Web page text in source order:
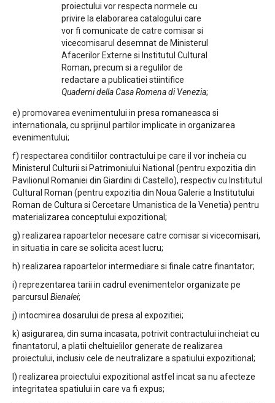
proiectului vor respecta normele cu
privire la elaborarea catalogului care
vor fi comunicate de catre comisar si
vicecomisarul desemnat de Ministerul
Afacerilor Externe si Institutul Cultural
Roman, precum si a regulilor de
redactare a publicatiei stiintifice
Quaderni della Casa Romena di Venezia;
e) promovarea evenimentului in presa romaneasca si
internationala, cu sprijinul partilor implicate in organizarea
evenimentului;
f) respectarea conditiilor contractului pe care il vor incheia cu
Ministerul Culturii si Patrimoniului National (pentru expozitia din
Pavilionul Romaniei din Giardini di Castello), respectiv cu Institutul
Cultural Roman (pentru expozitia din Noua Galerie a Institutului
Roman de Cultura si Cercetare Umanistica de la Venetia) pentru
materializarea conceptului expozitional;
g) realizarea rapoartelor necesare catre comisar si vicecomisari,
in situatia in care se solicita acest lucru;
h) realizarea rapoartelor intermediare si finale catre finantator;
i) reprezentarea tarii in cadrul evenimentelor organizate pe
parcursul Bienalei;
j) intocmirea dosarului de presa al expozitiei;
k) asigurarea, din suma incasata, potrivit contractului incheiat cu
finantatorul, a platii cheltuielilor generate de realizarea
proiectului, inclusiv cele de neutralizare a spatiului expozitional;
l) realizarea proiectului expozitional astfel incat sa nu afecteze
integritatea spatiului in care va fi expus;